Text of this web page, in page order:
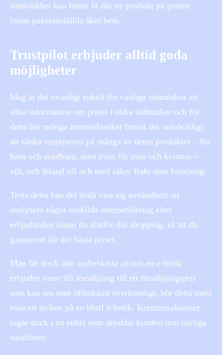
sannolikhet kan hinna få din ny produkt på posten
innan paketanställda åker hem.
Trustpilot erbjuder alltid goda
möjligheter
Idag är det ovanligt enkelt för vanliga människor att
söka information om priser i olika nätbutiker och för
detta har många internetbutiker funnit det oundvikligt
att sänka reapriserna på många av deras produkter – för
barn och spädbarn, men även för män och kvinnor –
vilt, och ibland till och med säker frakt utan betalning.
Trots detta kan det ändå visa sig användbart att
analysera några enskilda internetföretag efter
erbjudanden innan du slutför din shopping, så att du
garanterat får det bästa priset.
Man får dock inte underskatta att om en e-butik
erbjuder varor till försäljning till ett försäljningspris
som kan ses som oförskämt överkomligt, bör detta mest
vara ett tecken på en bluff e-butik. Korttransaktioner
ingår dock i en enhet som skyddar kunden mot oärliga
nätaffärer.